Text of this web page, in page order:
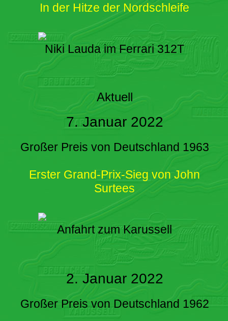
In der Hitze der Nordschleife
Niki Lauda im Ferrari 312T
Aktuell
7. Januar 2022
Großer Preis von Deutschland 1963
Erster Grand-Prix-Sieg von John
Surtees
Anfahrt zum Karussell
2. Januar 2022
Großer Preis von Deutschland 1962